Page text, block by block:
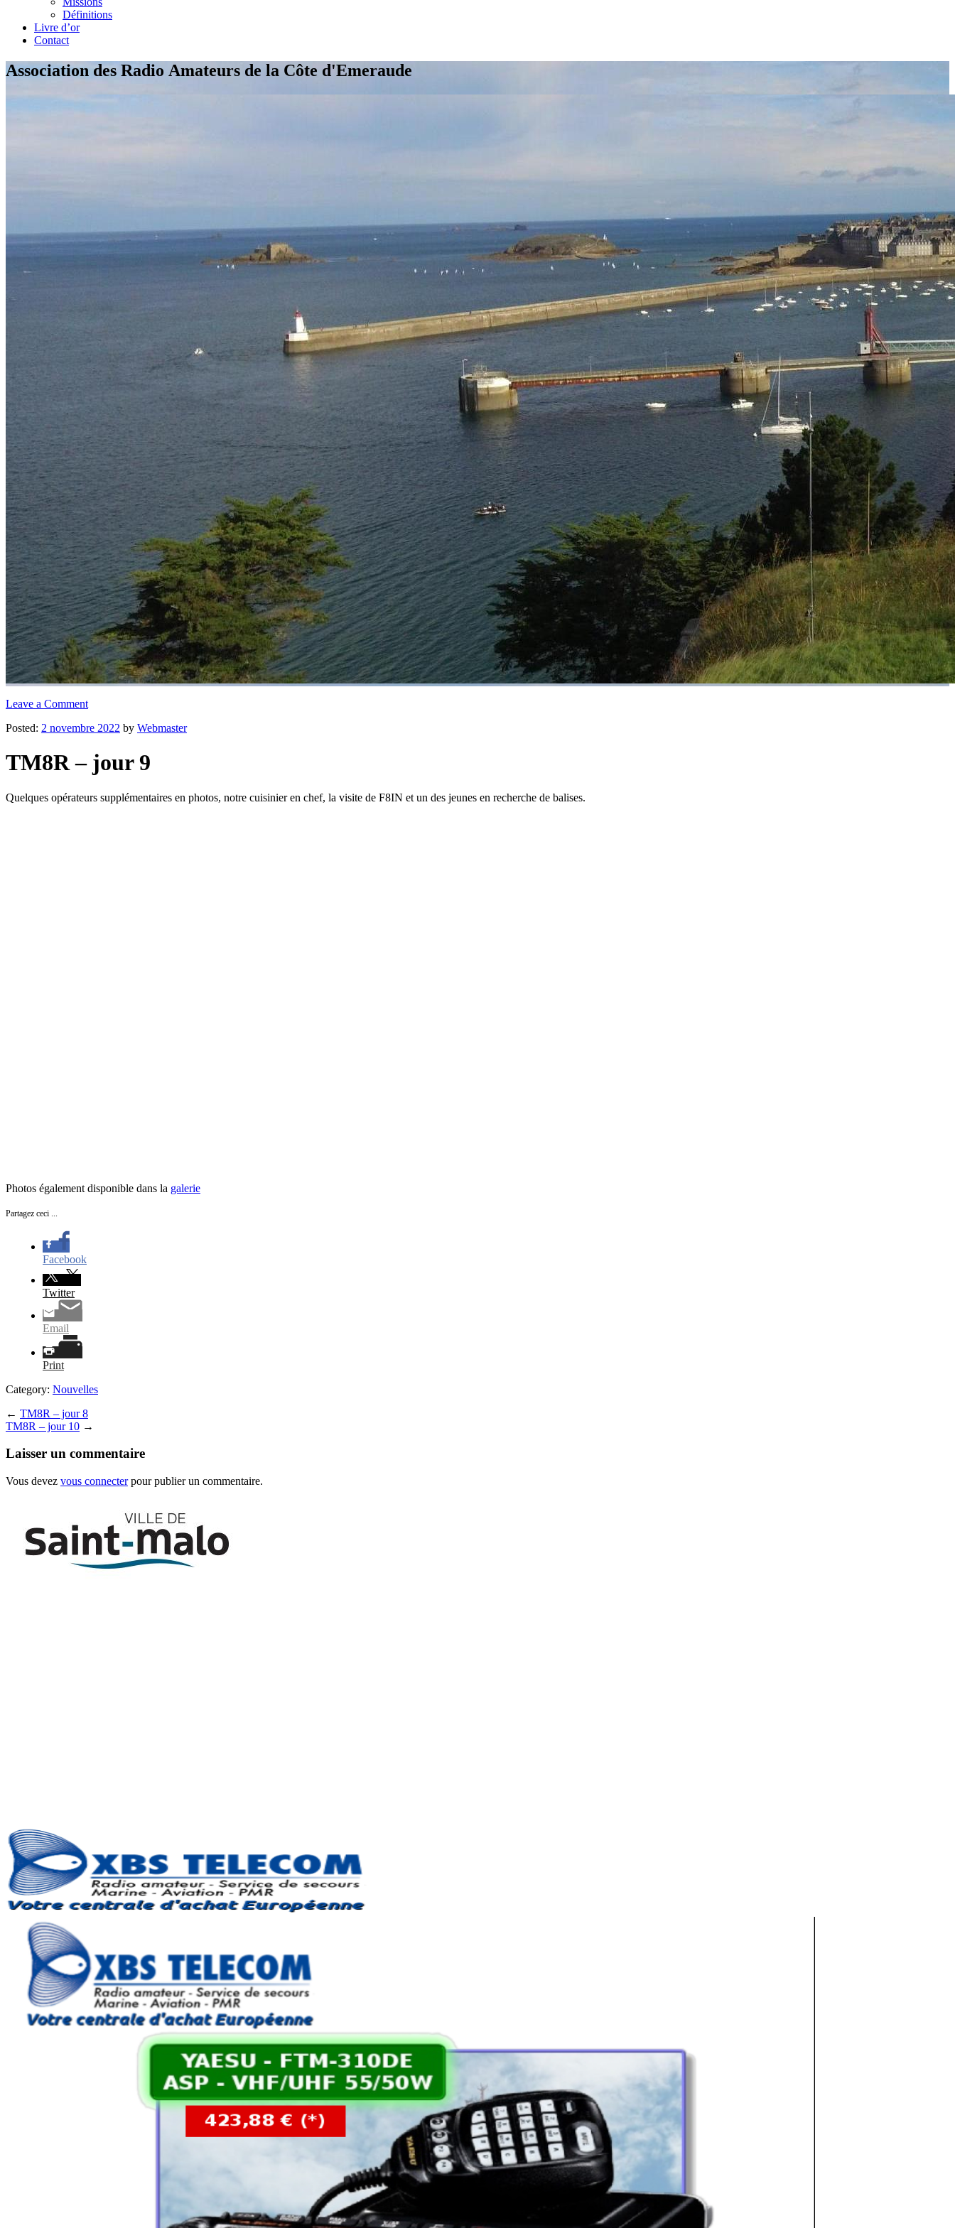
Définitions
Livre d’or
Contact
Association des Radio Amateurs de la Côte d'Emeraude
Leave a Comment
Posted: 2 novembre 2022 by Webmaster
TM8R – jour 9
Quelques opérateurs supplémentaires en photos, notre cuisinier en chef, la visite de F8IN et un des jeunes en recherche de balises.
Photos également disponible dans la galerie
Partagez ceci ...
Facebook
Twitter
Email
Print
Category: Nouvelles
← TM8R – jour 8
TM8R – jour 10 →
Laisser un commentaire
Vous devez vous connecterpour publier un commentaire.